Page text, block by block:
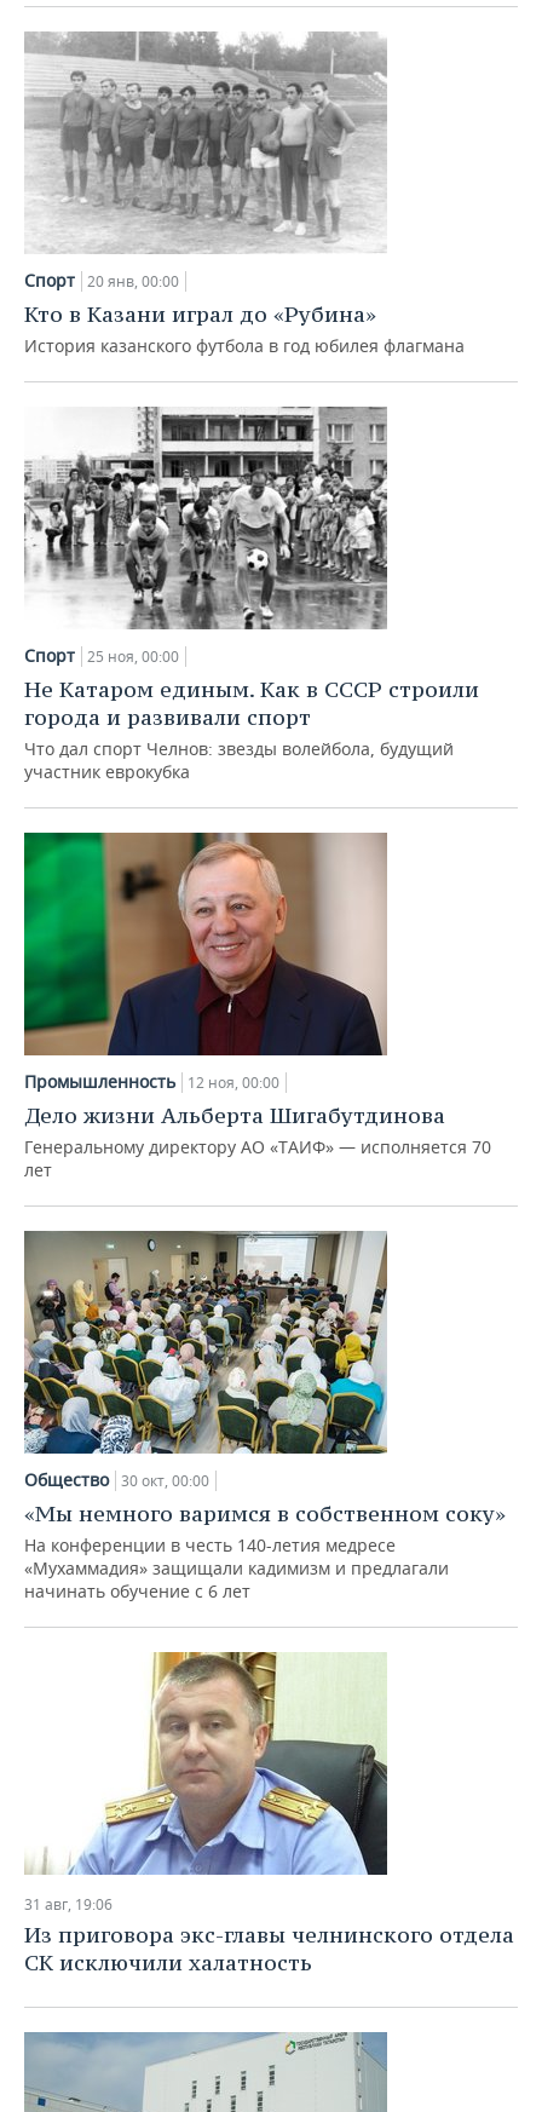
Спорт 20 янв, 00:00
Кто в Казани играл до «Рубина»
История казанского футбола в год юбилея флагмана
Спорт 25 ноя, 00:00
Не Катаром единым. Как в СССР строили
города и развивали спорт
Что дал спорт Челнов: звезды волейбола, будущий
участник еврокубка
Промышленность 12 ноя, 00:00
Дело жизни Альберта Шигабутдинова
Генеральному директору АО «ТАИФ» — исполняется 70
лет
Общество 30 окт, 00:00
«Мы немного варимся в собственном соку»
На конференции в честь 140-летия медресе
«Мухаммадия» защищали кадимизм и предлагали
начинать обучение с 6 лет
31 авг, 19:06
Из приговора экс-главы челнинского отдела
СК исключили халатность